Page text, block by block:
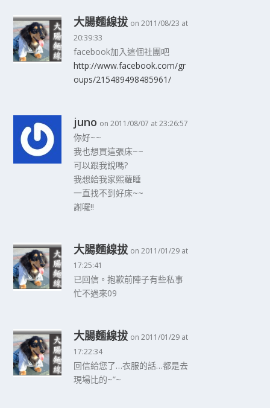
大腸麵線拔 on 2011/08/23 at
20:39:33
facebook加入這個社團吧
http://www.facebook.com/gr
oups/215489498485961/
juno on 2011/08/07 at 23:26:57
你好~~
我也想買這張床~~
可以跟我說嗎?
我想給我家熙蘿睡
一直找不到好床~~
謝囉!!
大腸麵線拔 on 2011/01/29 at
17:25:41
已回信。抱歉前陣子有些私事
忙不過來09
大腸麵線拔 on 2011/01/29 at
17:22:34
回信給您了…衣服的話…都是去
現場比的~”~